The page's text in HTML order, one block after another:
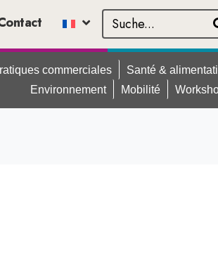
commerciales
Santé &
Environnement
Mobilité